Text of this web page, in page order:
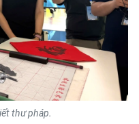
thư pháp.